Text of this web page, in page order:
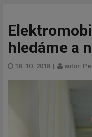
hledáme a
18. 10. 2018 | autor: